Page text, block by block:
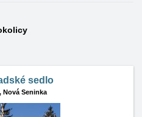
sedlo
Nová Seninka